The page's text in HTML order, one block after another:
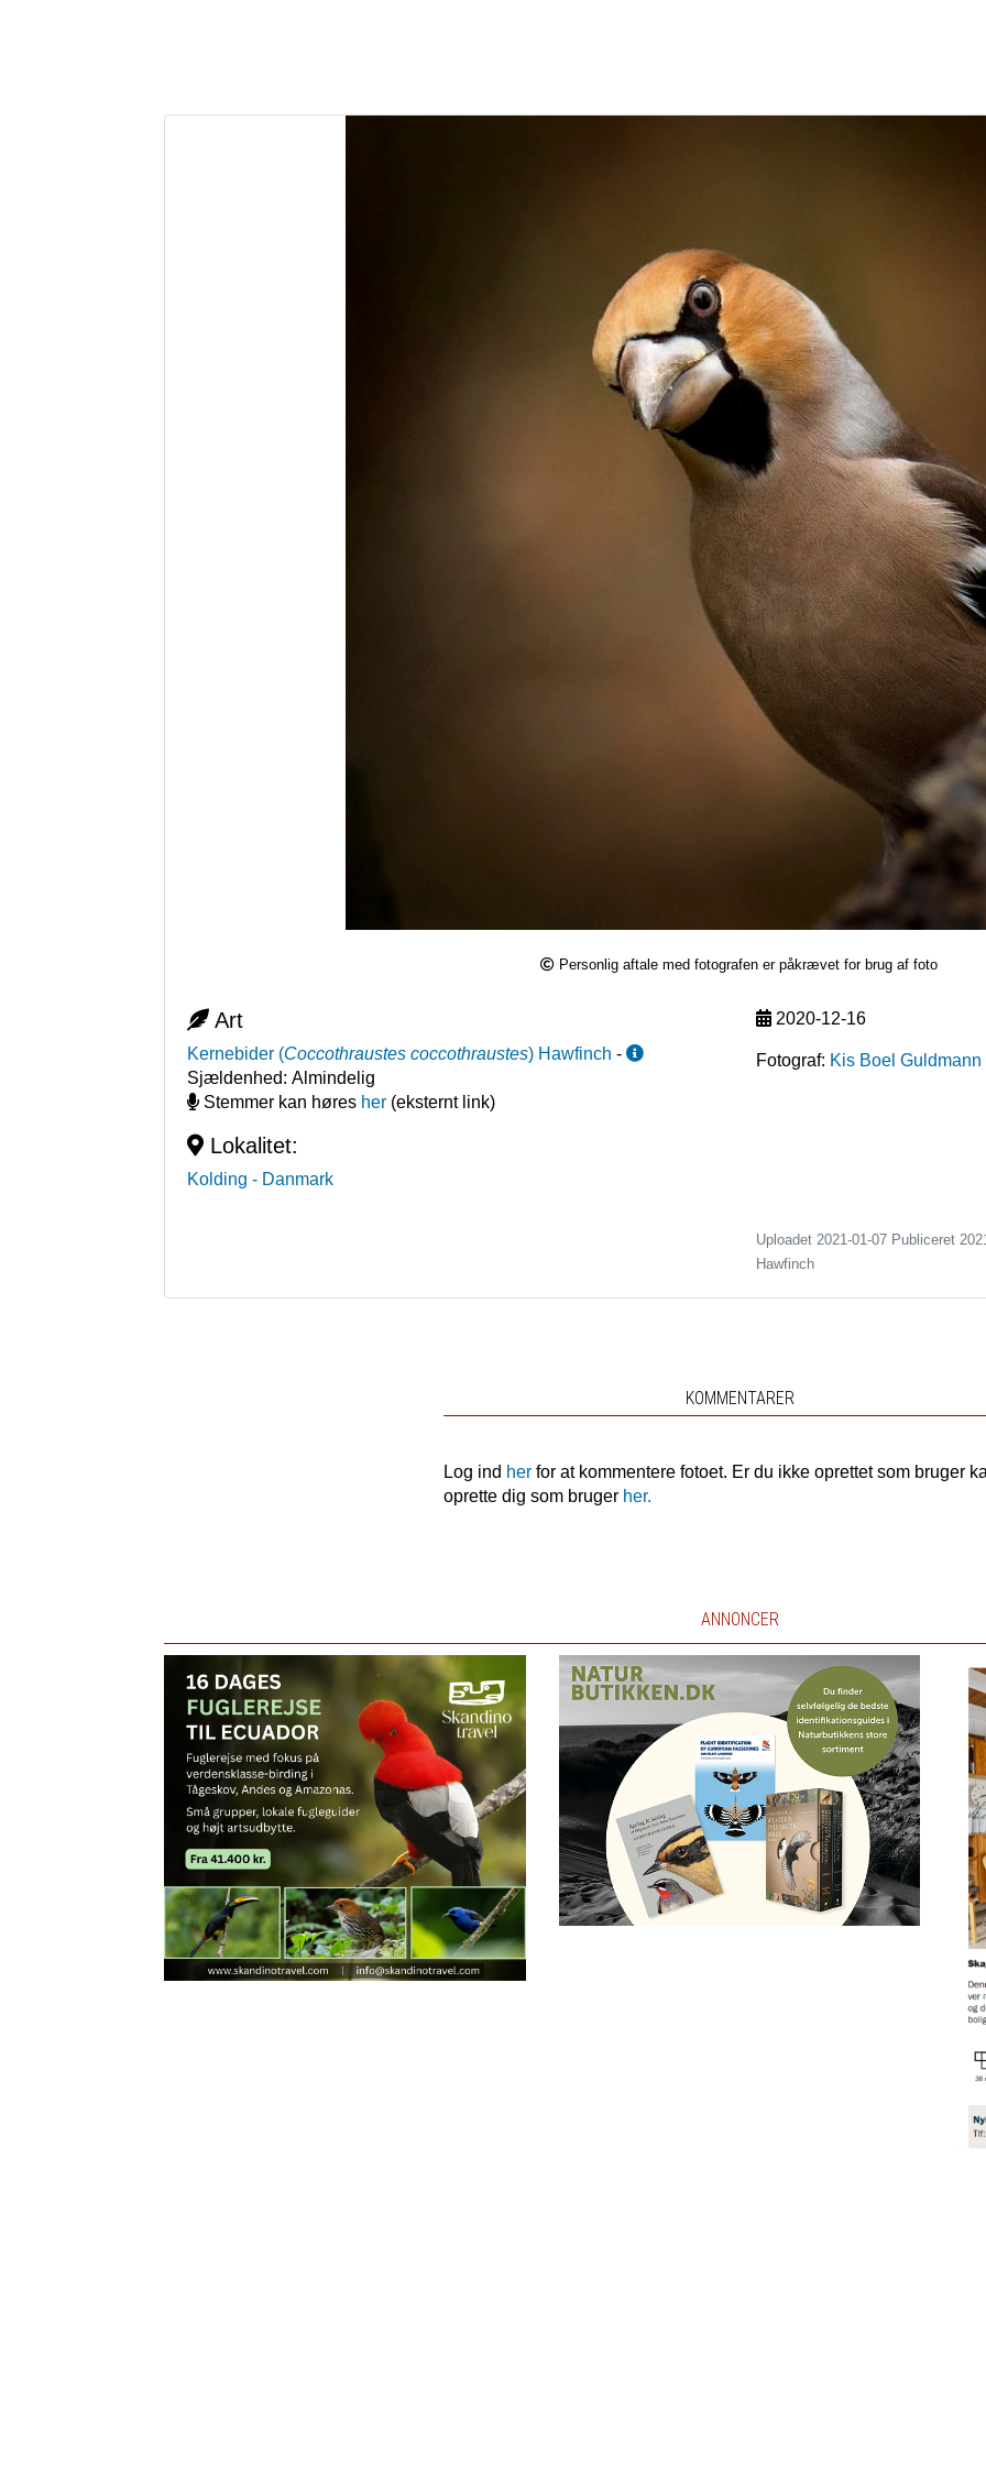
Personlig aftale med fotografen er påkrævet for brug af foto
Art
Kernebider (Coccothraustes coccothraustes) Hawfinch -
Sjældenhed:Almindelig
Stemmer kan høres her (eksternt link)
Lokalitet:
Kolding - Danmark
2020-12-16
Fotograf: Kis Boel Guldmann
Uploadet 2021-01-07 Publiceret
Hawfinch
KOMMENTARER
Log ind her for at kommentere fotoet. Er du ikke oprettet som bruger
oprette dig som bruger her.
ANNONCER